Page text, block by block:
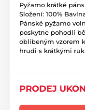
Pyžamo krátké
Složení: 100%
Pánské pyžamo
poskytne pohodlí
oblíbeným vzorem
hrudi s krátkými
PRODEJ